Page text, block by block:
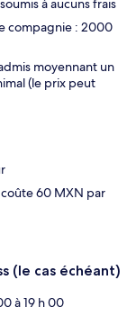
à aucuns frais
compagnie : 2000
moyennant un
(le prix peut
60 MXN par
(le cas échéant)
à 19 h 00